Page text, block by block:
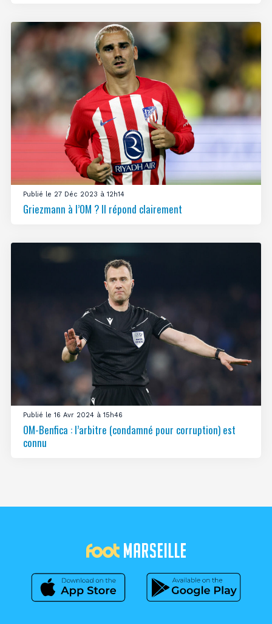
Publié le 27 Déc 2023 à 12h14
Griezmann à l’OM ? Il répond clairement
Publié le 16 Avr 2024 à 15h46
OM-Benfica : l’arbitre (condamné pour corruption) est
connu